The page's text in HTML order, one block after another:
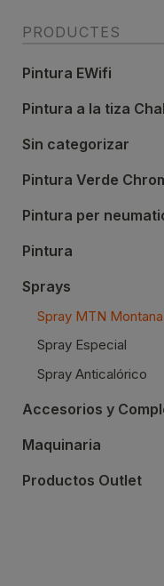
PRODUCTES
Pintura EWifi
Pintura a la tiza
Sin categorizar
Pintura Verde
Pintura per
Pintura
Sprays
Spray MTN
Spray Especial
Spray Anticalórico
Accesorios y
Maquinaria
Productos Outlet